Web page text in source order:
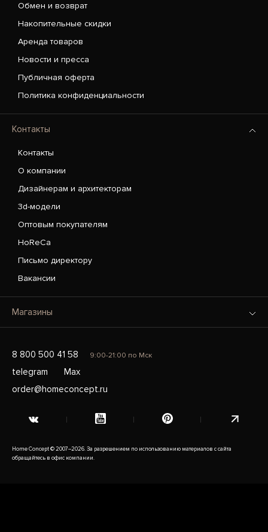
Обмен и возврат
Накопительные скидки
Аренда товаров
Новости и пресса
Публичная оферта
Политика конфиденциальности
Контакты
Контакты
О компании
Дизайнерам и архитекторам
3d-модели
Оптовым покупателям
HoReCa
Письмо директору
Вакансии
Магазины
8 800 500 41 58 9:00-21:00 по Мск
telegram
Max
order@homeconcept.ru
Home Concept © 2007–2026. За разрешением по использованию материалов с сайта
обращайтесь в офис компании.